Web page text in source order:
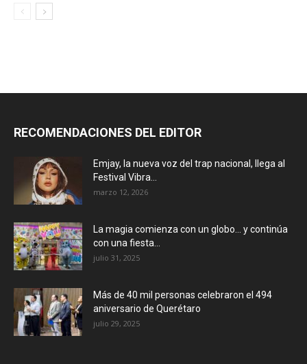
RECOMENDACIONES DEL EDITOR
Emjay, la nueva voz del trap nacional, llega al
Festival Vibra...
marzo 12, 2026
La magia comienza con un globo… y continúa
con una fiesta...
julio 31, 2025
Más de 40 mil personas celebraron el 494
aniversario de Querétaro
julio 29, 2025